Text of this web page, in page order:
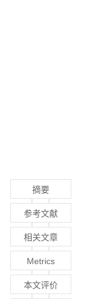
摘要
参考文献
相关文章
Metrics
本文评价